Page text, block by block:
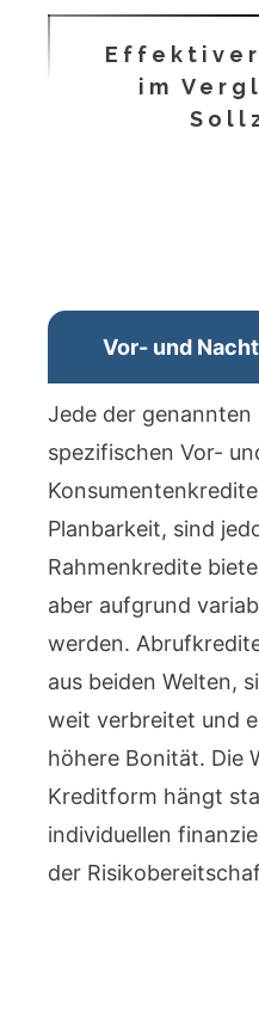
Effektiver
im
Vor- und
Jede der
spezifischen Vor-
Planbarkeit, sind
Rahmenkredite
aber aufgrund
werden.
aus beiden Welten,
weit verbreitet und
höhere Bonität. Die
Kreditform hängt
individuellen
der